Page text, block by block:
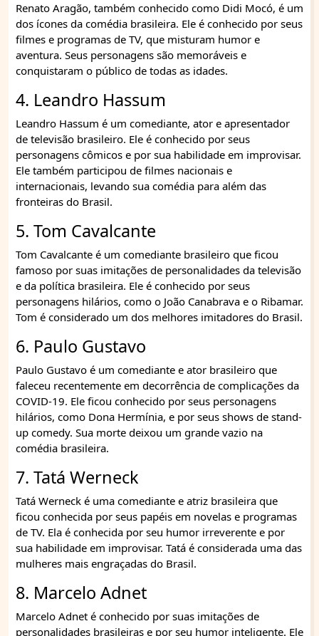
Renato Aragão, também conhecido como Didi Mocó, é um
dos ícones da comédia brasileira. Ele é conhecido por seus
filmes e programas de TV, que misturam humor e
aventura. Seus personagens são memoráveis e
conquistaram o público de todas as idades.
4. Leandro Hassum
Leandro Hassum é um comediante, ator e apresentador
de televisão brasileiro. Ele é conhecido por seus
personagens cômicos e por sua habilidade em improvisar.
Ele também participou de filmes nacionais e
internacionais, levando sua comédia para além das
fronteiras do Brasil.
5. Tom Cavalcante
Tom Cavalcante é um comediante brasileiro que ficou
famoso por suas imitações de personalidades da televisão
e da política brasileira. Ele é conhecido por seus
personagens hilários, como o João Canabrava e o Ribamar.
Tom é considerado um dos melhores imitadores do Brasil.
6. Paulo Gustavo
Paulo Gustavo é um comediante e ator brasileiro que
faleceu recentemente em decorrência de complicações da
COVID-19. Ele ficou conhecido por seus personagens
hilários, como Dona Hermínia, e por seus shows de stand-
up comedy. Sua morte deixou um grande vazio na
comédia brasileira.
7. Tatá Werneck
Tatá Werneck é uma comediante e atriz brasileira que
ficou conhecida por seus papéis em novelas e programas
de TV. Ela é conhecida por seu humor irreverente e por
sua habilidade em improvisar. Tatá é considerada uma das
mulheres mais engraçadas do Brasil.
8. Marcelo Adnet
Marcelo Adnet é conhecido por suas imitações de
personalidades brasileiras e por seu humor inteligente. Ele